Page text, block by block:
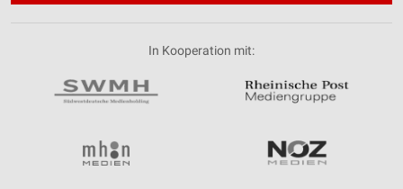
In Kooperation mit: